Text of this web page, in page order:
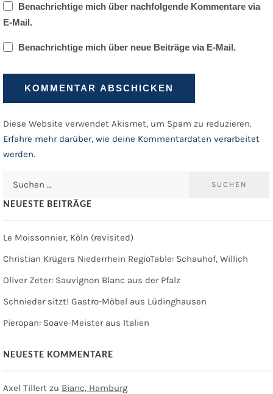
Benachrichtige mich über nachfolgende Kommentare via
E-Mail.
Benachrichtige mich über neue Beiträge via E-Mail.
Diese Website verwendet Akismet, um Spam zu reduzieren.
Erfahre mehr darüber, wie deine Kommentardaten verarbeitet
werden.
NEUESTE BEITRÄGE
Le Moissonnier, Köln (revisited)
Christian Krügers Niederrhein RegioTable: Schauhof, Willich
Oliver Zeter: Sauvignon Blanc aus der Pfalz
Schnieder sitzt! Gastro-Möbel aus Lüdinghausen
Pieropan: Soave-Meister aus Italien
NEUESTE KOMMENTARE
Axel Tillert zu Bianc, Hamburg